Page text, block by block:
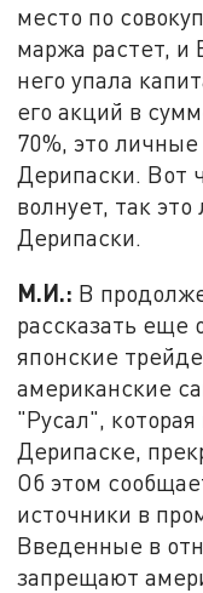
место по
маржа растет, и
него упала
его акций в
70%, это
Дерипаски. Вот
волнует, так
Дерипаски.
М.И.: В
рассказать еще
японские
американские
"Русал",
Дерипаске,
Об этом
источники в
Введенные в
запрещают